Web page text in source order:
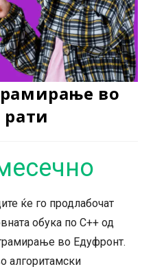
во
рати
ќе го продлабочат
обука по C++ од
во Едуфронт.
алгоритамски